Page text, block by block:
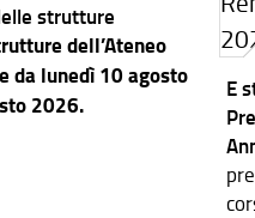
strutture
dell’Ateneo
da lunedì 10 agosto
2026.
E